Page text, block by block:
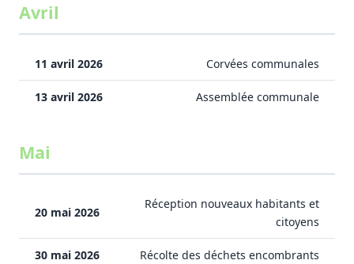
Avril
11 avril 2026 Corvées communales
13 avril 2026 Assemblée communale
Mai
20 mai 2026
Réception nouveaux habitants et
citoyens
30 mai 2026 Récolte des déchets encombrants